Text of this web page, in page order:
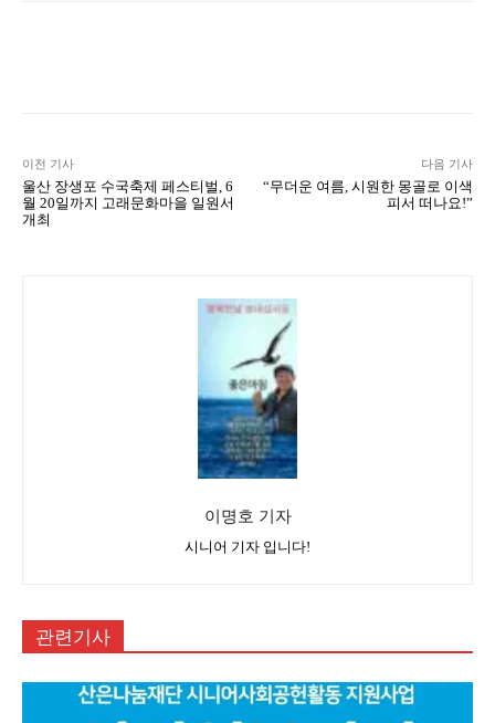
이전 기사
울산 장생포 수국축제 페스티벌, 6
월 20일까지 고래문화마을 일원서
개최
다음 기사
“무더운 여름, 시원한 몽골로 이색
피서 떠나요!”
이명호 기자
시니어 기자 입니다!
관련기사